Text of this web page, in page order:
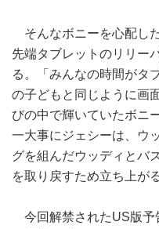
そんなボニーを心配し
先端タブレットのリリー
る。「みんなの時間がタ
の子どもと同じように画
びの中で輝いていたボニ
一大事にジェシーは、ウ
グを組んだウッディとバ
を取り戻すため立ち上が
今回解禁されたUS版予